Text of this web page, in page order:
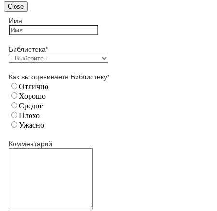
Close
Имя
Библиотека*
Как вы оцениваете Библиотеку*
Отлично
Хорошо
Средне
Плохо
Ужасно
Комментарий